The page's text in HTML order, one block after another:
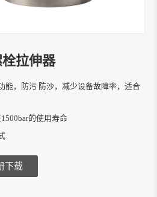
拉伸器
能，防污 防沙，减少设备故障率，适合
的使用寿命
下载